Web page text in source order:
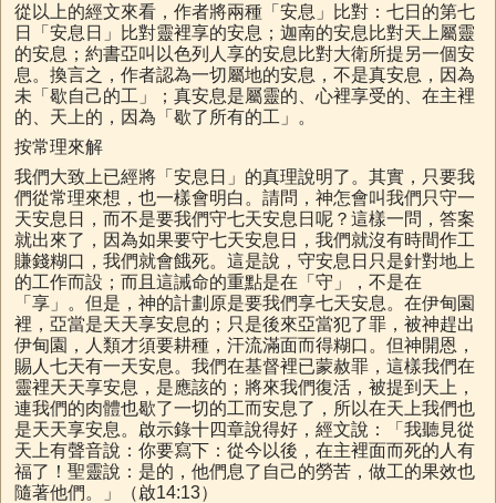
從以上的經文來看，作者將兩種「安息」比對：七日的第七
日「安息日」比對靈裡享的安息；迦南的安息比對天上屬靈
的安息；約書亞叫以色列人享的安息比對大衛所提另一個安
息。換言之，作者認為一切屬地的安息，不是真安息，因為
未「歇自己的工」；真安息是屬靈的、心裡享受的、在主裡
的、天上的，因為「歇了所有的工」。
按常理來解
我們大致上已經將「安息日」的真理說明了。其實，只要我
們從常理來想，也一樣會明白。請問，神怎會叫我們只守一
天安息日，而不是要我們守七天安息日呢？這樣一問，答案
就出來了，因為如果要守七天安息日，我們就沒有時間作工
賺錢糊口，我們就會餓死。這是說，守安息日只是針對地上
的工作而設；而且這誡命的重點是在「守」，不是在
「享」。但是，神的計劃原是要我們享七天安息。在伊甸園
裡，亞當是天天享安息的；只是後來亞當犯了罪，被神趕出
伊甸園，人類才須要耕種，汗流滿面而得糊口。但神開恩，
賜人七天有一天安息。我們在基督裡已蒙赦罪，這樣我們在
靈裡天天享安息，是應該的；將來我們復活，被提到天上，
連我們的肉體也歇了一切的工而安息了，所以在天上我們也
是天天享安息。啟示錄十四章說得好，經文說：「我聽見從
天上有聲音說：你要寫下：從今以後，在主裡面而死的人有
福了！聖靈說：是的，他們息了自己的勞苦，做工的果效也
隨著他們。」（啟14:13）